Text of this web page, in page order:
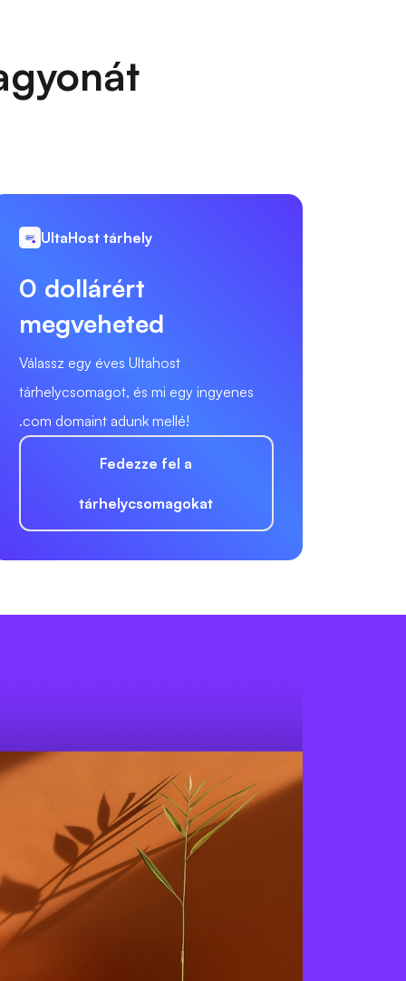
UltaHost tárhely
0 dollárért
megveheted
Válassz egy éves Ultahost
tárhelycsomagot, és mi egy ingyenes
.com domaint adunk mellé!
Fedezze fel a
tárhelycsomagokat